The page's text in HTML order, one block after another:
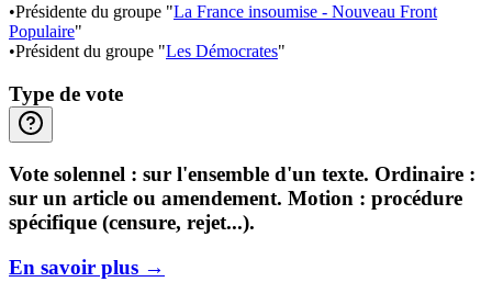
•Présidente du groupe "La France insoumise - Nouveau Front
Populaire"
•Président du groupe "Les Démocrates"
Type de vote
Vote solennel : sur l'ensemble d'un texte. Ordinaire :
sur un article ou amendement. Motion : procédure
spécifique (censure, rejet...).
En savoir plus →